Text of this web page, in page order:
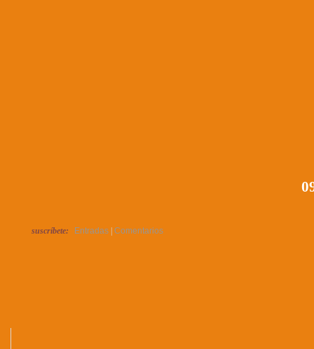
suscríbete: Entradas Comentarios